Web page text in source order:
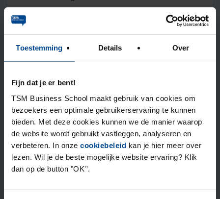
Toestemming Details Over
Fijn dat je er bent!
TSM Business School maakt gebruik van cookies om
bezoekers een optimale gebruikerservaring te kunnen
bieden. Met deze cookies kunnen we de manier waarop
de website wordt gebruikt vastleggen, analyseren en
verbeteren. In onze cookiebeleid kan je hier meer over
lezen. Wil je de beste mogelijke website ervaring? Klik
dan op de button "OK''.
Maak verbiding met Michiel op
en Human
Publicaties:
werkgemeenschappen, van evenwichtsdenken naar
constructieve spanning. In: Schenning, J. & R.J.
Simons & T. Bessieux.Mensenorganisaties: 24
evoluties onder de loep. Uitgeverij Thema, p. 183 –
195